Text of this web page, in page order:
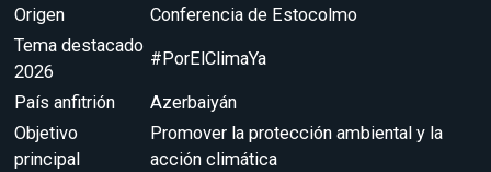
Origen
Conferencia de Estocolmo
Tema destacado
2026
#PorElClimaYa
País anfitrión
Azerbaiyán
Objetivo
principal
Promover la protección ambiental y la
acción climática